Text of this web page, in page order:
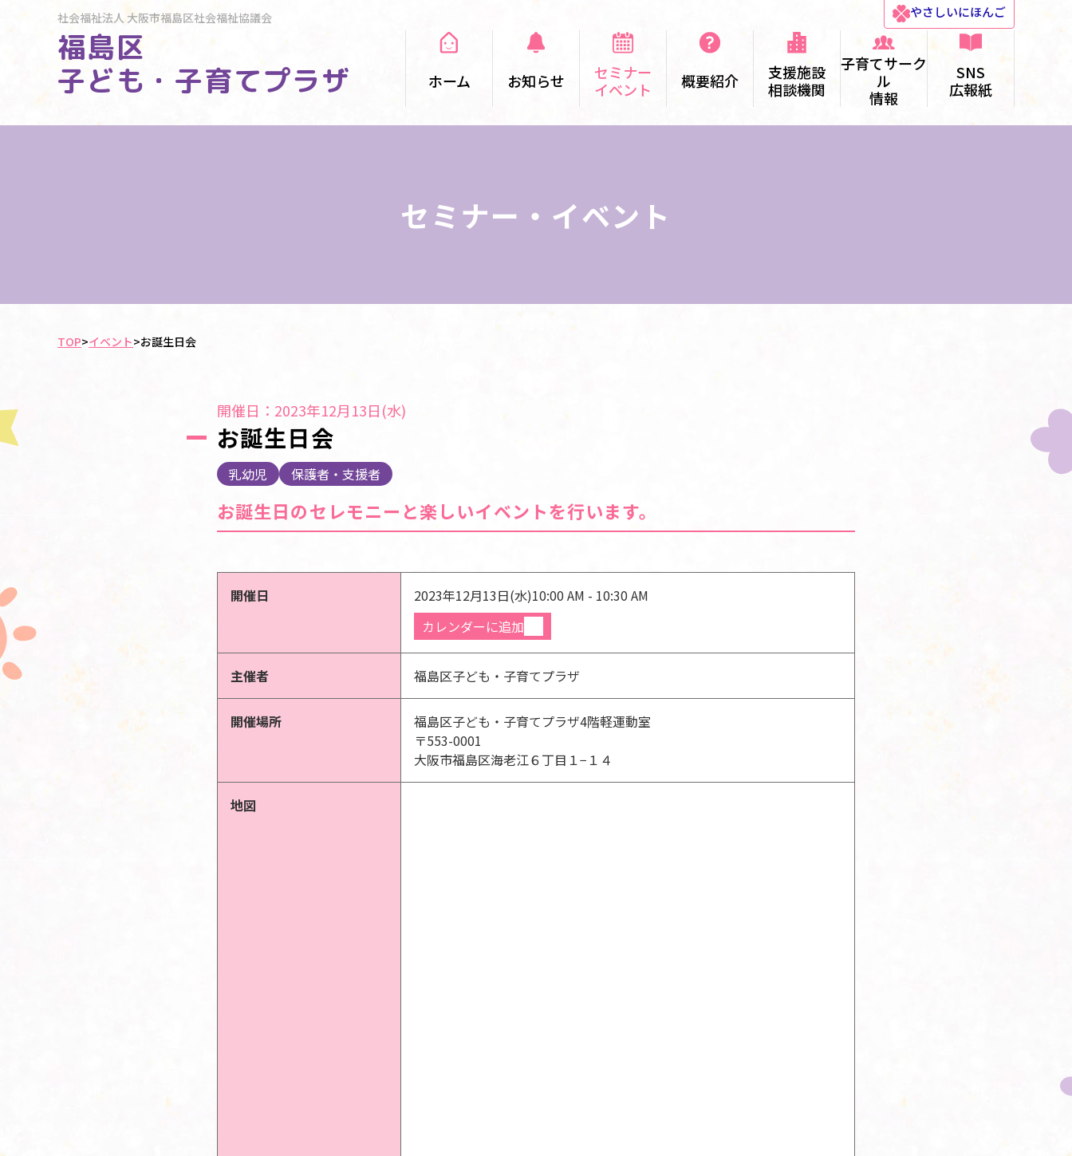
社会福祉法人大阪市福島区社会福祉協議会
福島区
子ども・子育てプラザ
やさしいにほんご
ホーム お知らせ
セミナー
イベント
概要紹介
支援施設
相談機関
子育てサーク
ル
情報
SNS
広報紙
セミナー・イベント
TOP>イベント>お誕生日会
開催日：2023年12月13日(水)
お誕生日会
乳幼児 保護者・支援者
お誕生日のセレモニーと楽しいイベントを行います。
開催日 2023年12月13日(水)10:00 AM - 10:30 AM
カレンダーに追加
主催者 福島区子ども・子育てプラザ
開催場所
福島区子ども・子育てプラザ4階軽運動室
〒553-0001
大阪市福島区海老江６丁目１−１４
地図